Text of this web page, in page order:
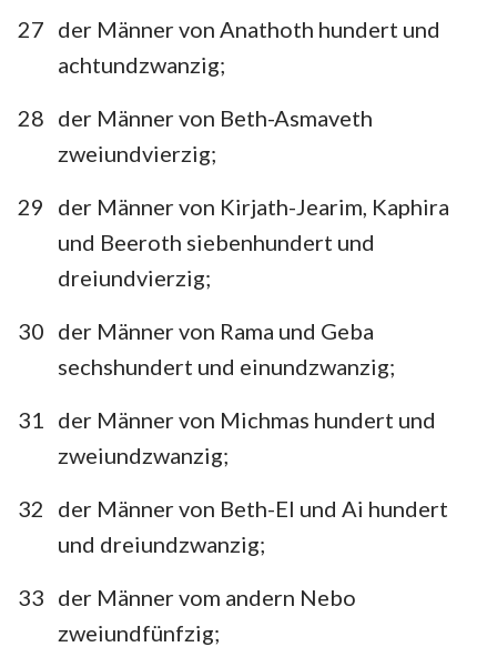
27 der Männer von Anathoth hundert und
achtundzwanzig;
28 der Männer von Beth-Asmaveth
zweiundvierzig;
29
der Männer von Kirjath-Jearim, Kaphira
und Beeroth siebenhundert und
dreiundvierzig;
30 der Männer von Rama und Geba
sechshundert und einundzwanzig;
31
der Männer von Michmas hundert und
zweiundzwanzig;
32
der Männer von Beth-El und Ai hundert
und dreiundzwanzig;
33 der Männer vom andern Nebo
zweiundfünfzig;